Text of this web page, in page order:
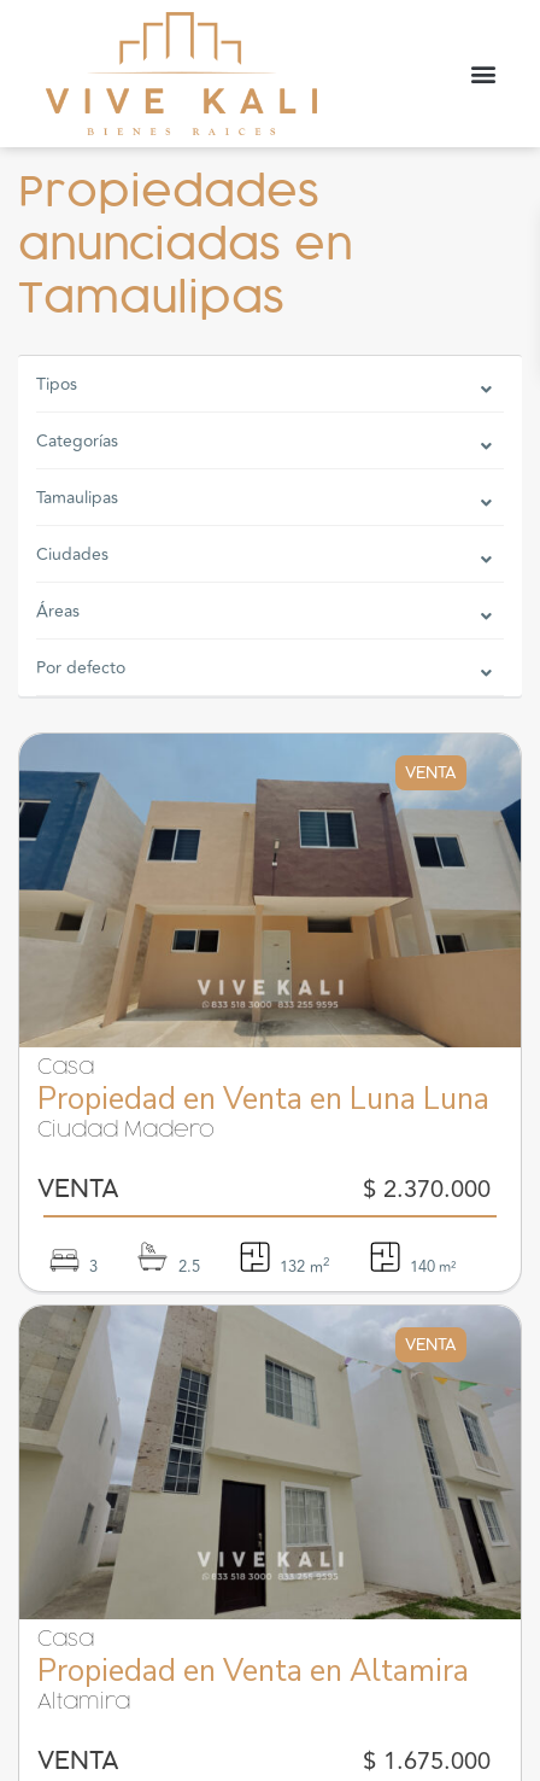
Propiedades
anunciadas en
Tamaulipas
Tipos
Categorías
Tamaulipas
Ciudades
Áreas
Por defecto
VENTA
Casa
Propiedad en Venta en Luna Luna
Ciudad Madero
VENTA $ 2.370.000
3 2.5 132 m2 140 m²
VENTA
Casa
Propiedad en Venta en Altamira
Altamira
VENTA $ 1.675.000